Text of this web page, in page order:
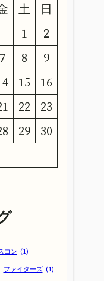
土
日
1
2
7 8
9
15
16
22
23
29
30
コン (1)
ファイターズ (1)